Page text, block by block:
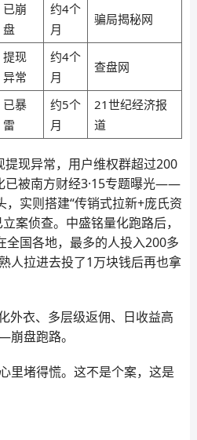
已崩
盘
约4个
月
骗局揭秘网
提现
异常
约4个
月
查盘网
已暴
雷
约5个
月
21世纪经济报
道
现异常，用户维权群超过200
已被南方财经3·15专题曝光——
，实则搭建“传销式拉新+庞氏资
案侦查。中盛铭量化跑路后，
全国各地，最多的人投入200多
人拉进去投了1万块钱后再也拿
外衣、多层级返佣、日收益高
盘跑路。
里堵得慌。这不是个案，这是